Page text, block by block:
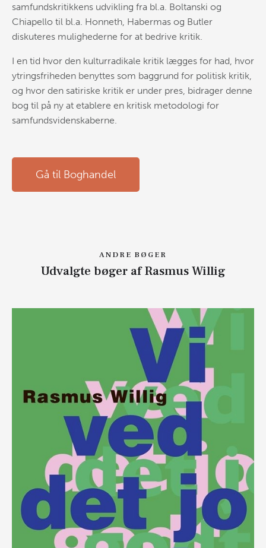
samfundskritikkens udvikling fra bl.a. Boltanski og
Chiapello til bl.a. Honneth, Habermas og Butler
diskuteres mulighederne for at bedrive kritik.
I en tid hvor den kulturradikale kritik lægges for had, hvor
ytringsfriheden benyttes som baggrund for politisk kritik,
og hvor den satiriske kritik er under pres, bidrager denne
bog til på ny at etablere en kritisk metodologi for
samfundsvidenskaberne.
Gå til Boghandel
ANDRE BØGER
Udvalgte bøger af Rasmus Willig